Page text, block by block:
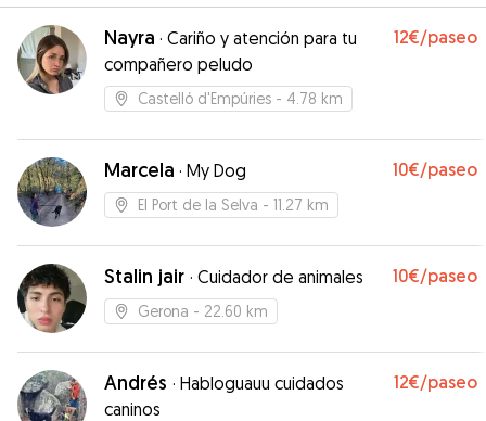
Nayra · Cariño y atención para tu
compañero peludo
12€/paseo
Castelló d'Empúries - 4.78 km
Marcela · My Dog 10€/paseo
El Port de la Selva - 11.27 km
Stalin jair · Cuidador de animales 10€/paseo
Gerona - 22.60 km
Andrés · Habloguauu cuidados
caninos
12€/paseo